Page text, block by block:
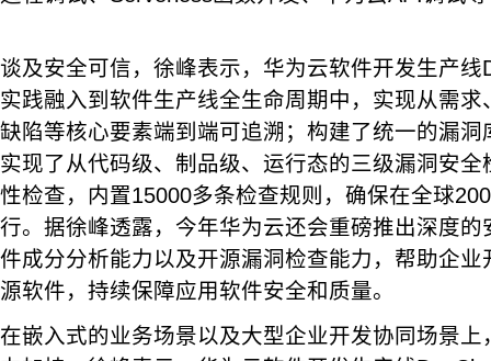
谈及安全可信，徐峰表示，华为云软件开发生产线
实践融入到软件生产线全生命周期中，实现从需
缺陷等核心要素端到端可追溯；构建了统一的漏
实现了从代码级、制品级、运行态的三级漏洞安全
性检查，内置15000多条检查规则，确保在全球
行。据徐峰透露，今年华为云还会重磅推出深度
件成分分析能力以及开源漏洞检查能力，帮助企
源软件，持续保障应用软件安全和质量。
在嵌入式的业务场景以及大型企业开发协同场景